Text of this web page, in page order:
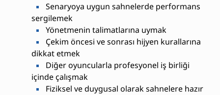
Senaryoya uygun sahnelerde performans
sergilemek
Yönetmenin talimatlarına uymak
Çekim öncesi ve sonrası hijyen kurallarına
dikkat etmek
Diğer oyuncularla profesyonel iş birliği
içinde çalışmak
Fiziksel ve duygusal olarak sahnelere hazır